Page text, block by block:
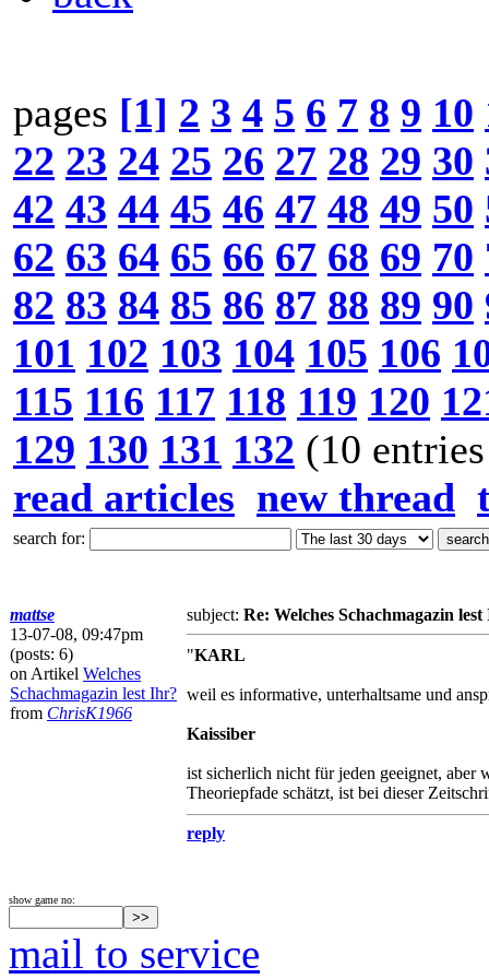
pages [1] 2 3 4 5 6 7 8 9 10
22 23 24 25 26 27 28 29 30
42 43 44 45 46 47 48 49 50
62 63 64 65 66 67 68 69 70
82 83 84 85 86 87 88 89 90
101 102 103 104 105 106
115 116 117 118 119 120
129 130 131 132 (10
read articles new thread
search for:
mattse
13-07-08, 09:47pm
(posts: 6)
on Artikel Welches
Schachmagazin lest Ihr?
from ChrisK1966
subject: Re: Welches Schachmagazin
"KARL
weil es informative, unterhaltsame und
Kaissiber
ist sicherlich nicht für jeden geeignet, aber
Theoriepfade schätzt, ist bei dieser
reply
show game no:
mail to service